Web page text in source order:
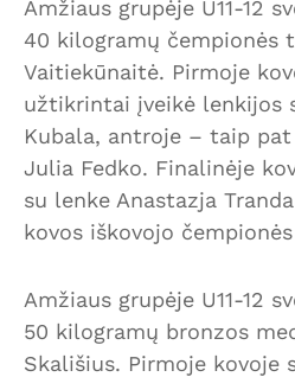
Amžiaus grupėje U11-12
40 kilogramų čempionės
Vaitiekūnaitė. Pirmoje
užtikrintai įveikė lenkijos
Kubala, antroje – taip
Julia Fedko. Finalinėje
su lenke Anastazja
kovos iškovojo
Amžiaus grupėje U11-12
50 kilogramų bronzos
Skališius. Pirmoje kovoje